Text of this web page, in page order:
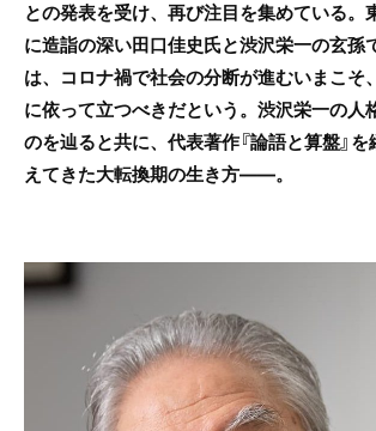
との発表を受け、再び注目を集めている。
に造詣の深い田口佳史氏と渋沢栄一の玄孫
は、コロナ禍で社会の分断が進むいまこそ
に依って立つべきだという。渋沢栄一の人
のを辿ると共に、代表著作『論語と算盤』
えてきた大転換期の生き方――。